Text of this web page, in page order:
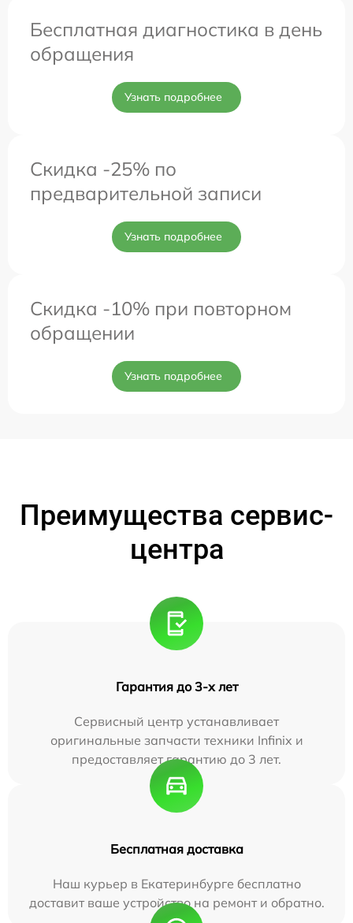
Бесплатная диагностика в день
обращения
Узнать подробнее
Скидка -25% по
предварительной записи
Узнать подробнее
Скидка -10% при повторном
обращении
Узнать подробнее
Преимущества сервис-
центра
Гарантия до 3-х лет
Сервисный центр устанавливает
оригинальные запчасти техники Infinix и
предоставляет гарантию до 3 лет.
Бесплатная доставка
Наш курьер в Екатеринбурге бесплатно
доставит ваше устройство на ремонт и обратно.